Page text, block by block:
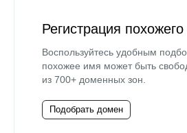
Регистрация
Воспользуйтесь удобным
похожее имя может быть
из 700+ доменных зон.
Подобрать домен